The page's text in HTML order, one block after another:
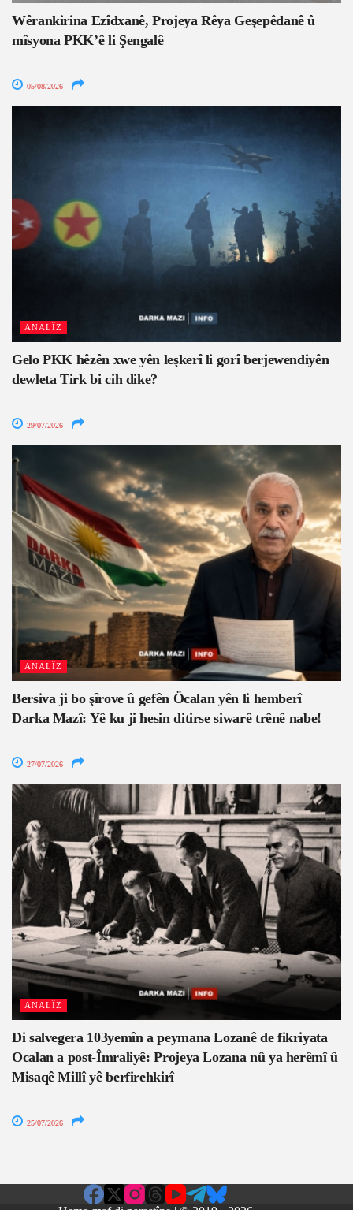
Wêrankirina Ezîdxanê, Projeya Rêya Geşepêdanê û
mîsyona PKK’ê li Şengalê
05/08/2026
ANALÎZ
Gelo PKK hêzên xwe yên leşkerî li gorî berjewendiyên
dewleta Tirk bi cih dike?
29/07/2026
ANALÎZ
Bersiva ji bo şîrove û gefên Öcalan yên li hemberî
Darka Mazî: Yê ku ji hesin ditirse siwarê trênê nabe!
27/07/2026
ANALÎZ
Di salvegera 103yemîn a peymana Lozanê de fikriyata
Ocalan a post-Îmraliyê: Projeya Lozana nû ya herêmî û
Misaqê Millî yê berfirehkirî
25/07/2026